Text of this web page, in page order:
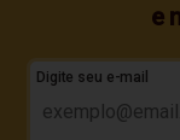
e
Digite seu e-mail